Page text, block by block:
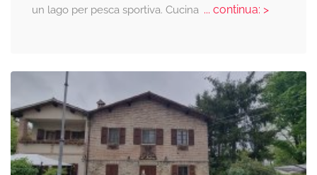
un lago per pesca sportiva. Cucina... continua: >